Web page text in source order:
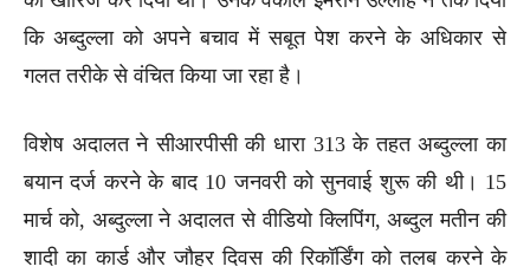
कि अब्दुल्ला को अपने बचाव में सबूत पेश करने के अधिकार से
गलत तरीके से वंचित किया जा रहा है।
विशेष अदालत ने सीआरपीसी की धारा 313 के तहत अब्दुल्ला का
बयान दर्ज करने के बाद 10 जनवरी को सुनवाई शुरू की थी। 15
मार्च को, अब्दुल्ला ने अदालत से वीडियो क्लिपिंग, अब्दुल मतीन की
शादी का कार्ड और जौहर दिवस की रिकॉर्डिंग को तलब करने के